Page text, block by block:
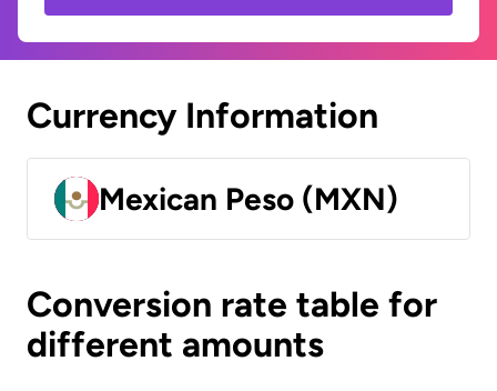
Currency Information
Mexican Peso (MXN)
Conversion rate table for
different amounts